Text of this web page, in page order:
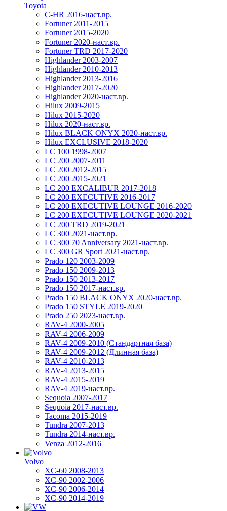
Toyota
C-HR 2016-наст.вр.
Fortuner 2011-2015
Fortuner 2015-2020
Fortuner 2020-наст.вр.
Fortuner TRD 2017-2020
Highlander 2003-2007
Highlander 2010-2013
Highlander 2013-2016
Highlander 2017-2020
Highlander 2020-наст.вр.
Hilux 2009-2015
Hilux 2015-2020
Hilux 2020-наст.вр.
Hilux BLACK ONYX 2020-наст.вр.
Hilux EXCLUSIVE 2018-2020
LC 100 1998-2007
LC 200 2007-2011
LC 200 2012-2015
LC 200 2015-2021
LC 200 EXCALIBUR 2017-2018
LC 200 EXECUTIVE 2016-2017
LC 200 EXECUTIVE LOUNGE 2016-2020
LC 200 EXECUTIVE LOUNGE 2020-2021
LC 200 TRD 2019-2021
LC 300 2021-наст.вр.
LC 300 70 Anniversary 2021-наст.вр.
LC 300 GR Sport 2021-наст.вр.
Prado 120 2003-2009
Prado 150 2009-2013
Prado 150 2013-2017
Prado 150 2017-наст.вр.
Prado 150 BLACK ONYX 2020-наст.вр.
Prado 150 STYLE 2019-2020
Prado 250 2023-наст.вр.
RAV-4 2000-2005
RAV-4 2006-2009
RAV-4 2009-2010 (Стандартная база)
RAV-4 2009-2012 (Длинная база)
RAV-4 2010-2013
RAV-4 2013-2015
RAV-4 2015-2019
RAV-4 2019-наст.вр.
Sequoia 2007-2017
Sequoia 2017-наст.вр.
Tacoma 2015-2019
Tundra 2007-2013
Tundra 2014-наст.вр.
Venza 2012-2016
Volvo
XC-60 2008-2013
XC-90 2002-2006
XC-90 2006-2014
XC-90 2014-2019